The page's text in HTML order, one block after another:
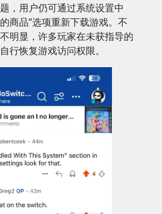
，用户仍可通过系统设置中
商品”选项重新下载游戏。不
明显，许多玩家在未获指导的
行恢复游戏访问权限。